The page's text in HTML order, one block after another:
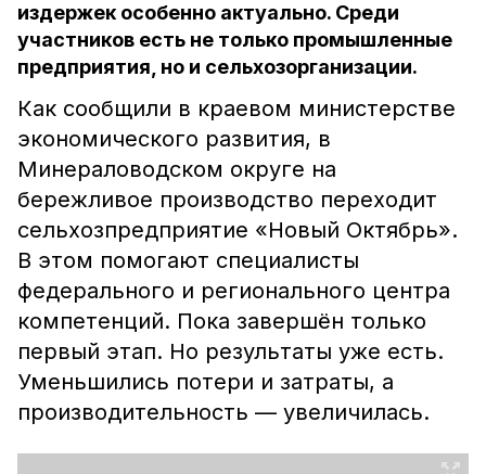
издержек особенно актуально. Среди
участников есть не только промышленные
предприятия, но и сельхозорганизации.
Как сообщили в краевом министерстве
экономического развития, в
Минераловодском округе на
бережливое производство переходит
сельхозпредприятие «Новый Октябрь».
В этом помогают специалисты
федерального и регионального центра
компетенций. Пока завершён только
первый этап. Но результаты уже есть.
Уменьшились потери и затраты, а
производительность — увеличилась.